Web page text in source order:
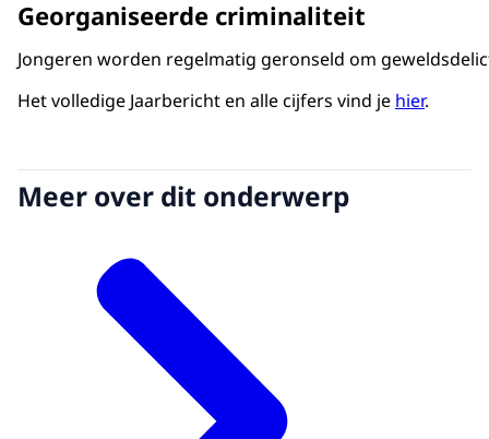
Georganiseerde criminaliteit
Jongeren worden regelmatig geronseld om
Het volledige Jaarbericht en alle cijfers vind je hier.
Meer over dit onderwerp